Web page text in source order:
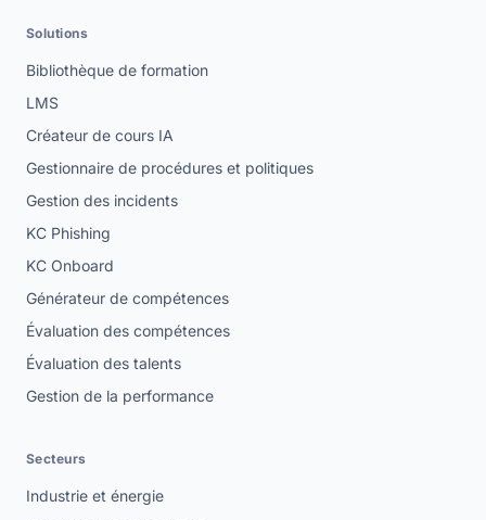
Solutions
Bibliothèque de formation
LMS
Créateur de cours IA
Gestionnaire de procédures et politiques
Gestion des incidents
KC Phishing
KC Onboard
Générateur de compétences
Évaluation des compétences
Évaluation des talents
Gestion de la performance
Secteurs
Industrie et énergie